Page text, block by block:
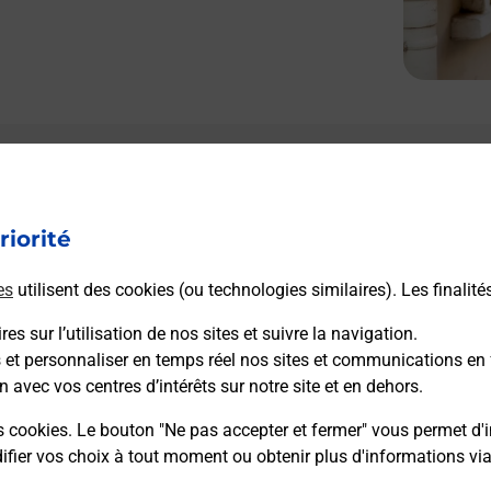
utilisent des cookies (ou technologies similaires). Les
sur l’utilisation de nos sites et suivre la navigation.
personnaliser en temps réel nos sites et communications
vos centres d’intérêts sur notre site et en dehors.
Le bouton "Ne pas accepter et fermer" vous permet
vos choix à tout moment ou obtenir plus d'informations